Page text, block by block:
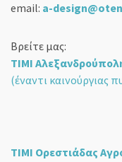
email: a-
Βρείτε μας:
ΤΙΜΙ
(έναντι καινούργιας
ΤΙΜΙ Ορεστιάδας